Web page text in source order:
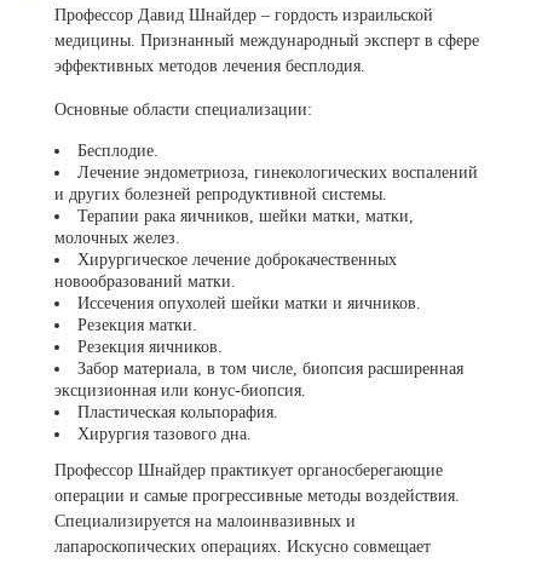
Профессор Давид Шнайдер – гордость израильской
медицины. Признанный международный эксперт в сфере
эффективных методов лечения бесплодия.
Основные области специализации:
Бесплодие.
Лечение эндометриоза, гинекологических воспалений
и других болезней репродуктивной системы.
Терапии рака яичников, шейки матки, матки,
молочных желез.
Хирургическое лечение доброкачественных
новообразований матки.
Иссечения опухолей шейки матки и яичников.
Резекция матки.
Резекция яичников.
Забор материала, в том числе, биопсия расширенная
эксцизионная или конус-биопсия.
Пластическая кольпорафия.
Хирургия тазового дна.
Профессор Шнайдер практикует органосберегающие
операции и самые прогрессивные методы воздействия.
Специализируется на малоинвазивных и
лапароскопических операциях. Искусно совмещает